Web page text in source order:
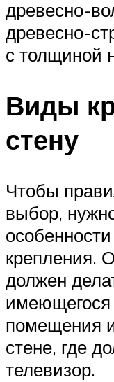
древесно-
древесно-
с толщиной
Виды
стену
Чтобы
выбор,
крепления.
должен
помещения
стене, где
телевизор.